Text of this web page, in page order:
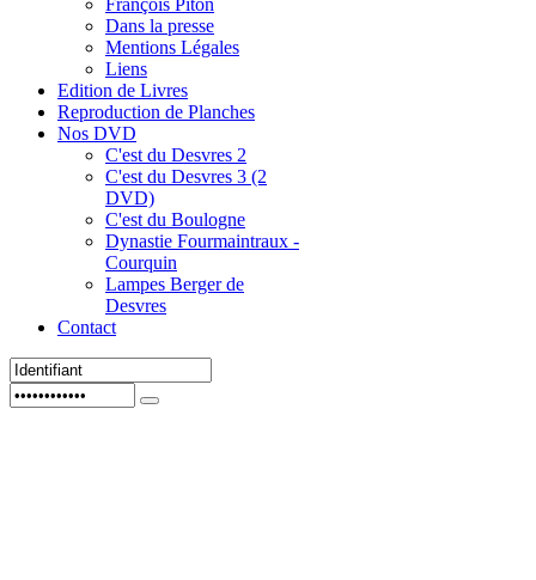
François Piton
Dans la presse
Mentions Légales
Liens
Edition de Livres
Reproduction de Planches
Nos DVD
C'est du Desvres 2
C'est du Desvres 3 (2
DVD)
C'est du Boulogne
Dynastie Fourmaintraux -
Courquin
Lampes Berger de
Desvres
Contact